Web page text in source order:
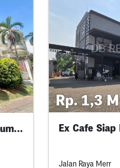
Termurah Citraland Utama Rumah Minimalis 5M An
Rp. 1,3 M
Jalan Raya Merr